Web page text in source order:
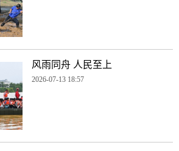
风雨同舟 人民至上
2026-07-13 18:57